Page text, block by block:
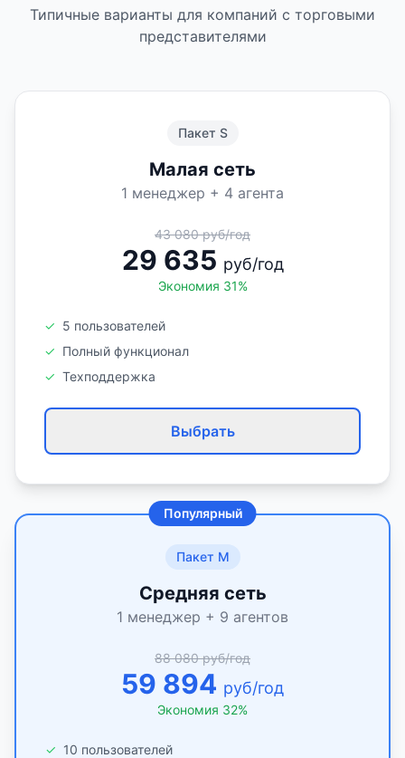
Типичные варианты для компаний с торговыми
представителями
Пакет S
Малая сеть
1 менеджер + 4 агента
43 080 руб/год
29 635 руб/год
Экономия 31%
✓ 5 пользователей
✓ Полный функционал
✓ Техподдержка
Выбрать
Популярный
Пакет M
Средняя сеть
1 менеджер + 9 агентов
88 080 руб/год
59 894 руб/год
Экономия 32%
✓ 10 пользователей